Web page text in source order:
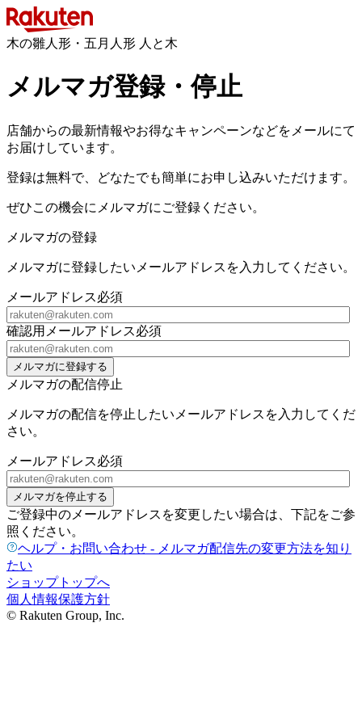
木の雛人形・五月人形 人と木
メルマガ登録・停止
店舗からの最新情報やお得なキャンペーンなどをメールにて
お届けしています。
登録は無料で、どなたでも簡単にお申し込みいただけます。
ぜひこの機会にメルマガにご登録ください。
メルマガの登録
メルマガに登録したいメールアドレスを入力してください。
メールアドレス必須
確認用メールアドレス必須
メルマガに登録する
メルマガの配信停止
メルマガの配信を停止したいメールアドレスを入力してくだ
さい。
メールアドレス必須
メルマガを停止する
ご登録中のメールアドレスを変更したい場合は、下記をご参
照ください。
ヘルプ・お問い合わせ - メルマガ配信先の変更方法を知り
たい
ショップトップへ
個人情報保護方針
© Rakuten Group, Inc.